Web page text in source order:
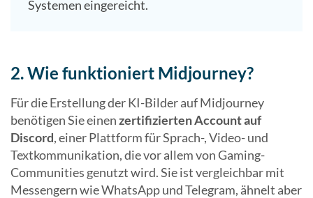
Systemen eingereicht.
2. Wie funktioniert Midjourney?
Für die Erstellung der KI-Bilder auf Midjourney
benötigen Sie einenzertifizierten Account auf
Discord, einer Plattform für Sprach-, Video- und
Textkommunikation, die vor allem von Gaming-
Communities genutzt wird. Sie ist vergleichbar mit
Messengern wie WhatsApp und Telegram, ähnelt aber